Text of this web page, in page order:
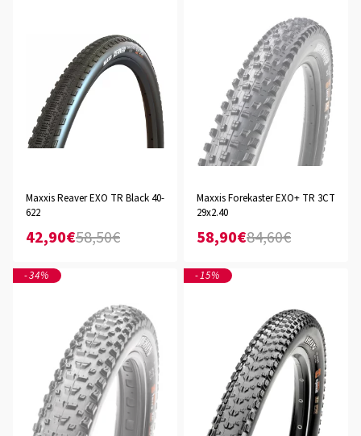
Maxxis Reaver EXO TR Black 40-
622
42,90€58,50€
Maxxis Forekaster EXO+ TR 3CT
29x2.40
58,90€84,60€
-34% -15%